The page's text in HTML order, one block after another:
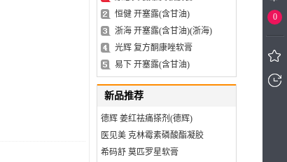
恒健 开塞露(含甘油)
浙海 开塞露(含甘油)(浙海)
光辉 复方酮康唑软膏
易下 开塞露(含甘油)
新品推荐
德辉 姜红祛痛搽剂(德辉)
医见美 克林霉素磷酸酯凝胶
希码舒 莫匹罗星软膏
0